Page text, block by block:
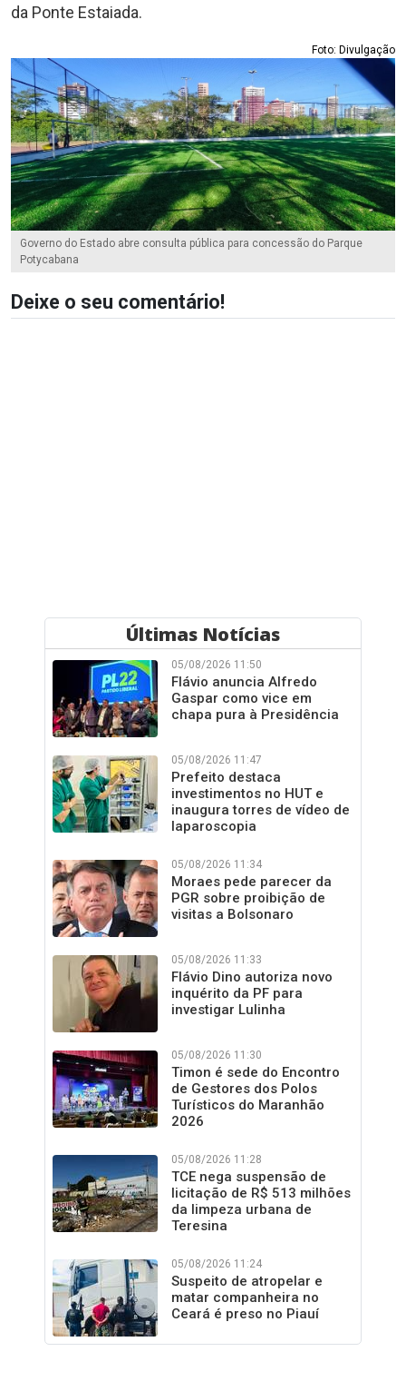
da Ponte Estaiada.
Foto: Divulgação
Governo do Estado abre consulta pública para concessão do Parque
Potycabana
Deixe o seu comentário!
Últimas Notícias
05/08/2026 11:50
Flávio anuncia Alfredo
Gaspar como vice em
chapa pura à Presidência
05/08/2026 11:47
Prefeito destaca
investimentos no HUT e
inaugura torres de vídeo de
laparoscopia
05/08/2026 11:34
Moraes pede parecer da
PGR sobre proibição de
visitas a Bolsonaro
05/08/2026 11:33
Flávio Dino autoriza novo
inquérito da PF para
investigar Lulinha
05/08/2026 11:30
Timon é sede do Encontro
de Gestores dos Polos
Turísticos do Maranhão
2026
05/08/2026 11:28
TCE nega suspensão de
licitação de R$ 513 milhões
da limpeza urbana de
Teresina
05/08/2026 11:24
Suspeito de atropelar e
matar companheira no
Ceará é preso no Piauí